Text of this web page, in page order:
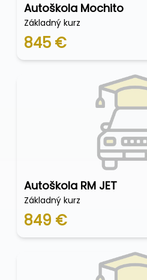
Autoškola Mochito
Základný kurz
845 €
Autoškola RM JET
Základný kurz
849 €